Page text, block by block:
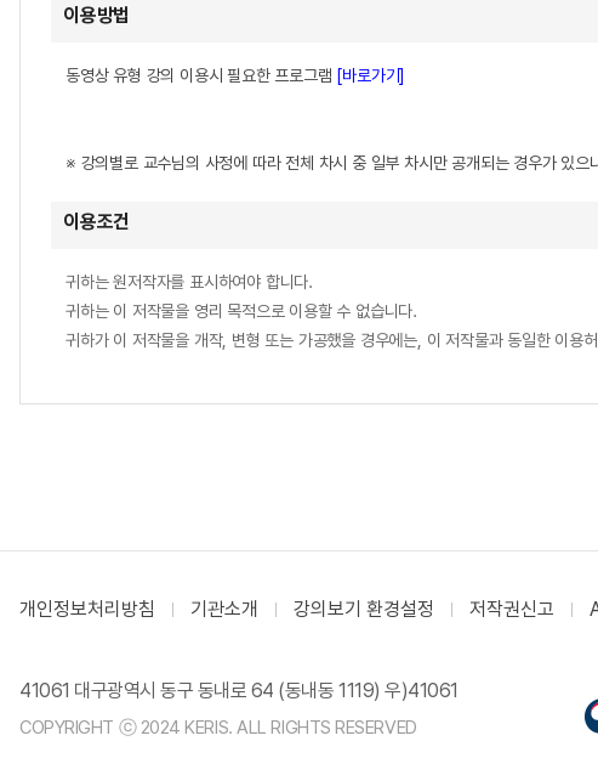
이용방법
동영상 유형 강의 이용시 필요한 프로그램 [바로가기]
※ 강의별로 교수님의 사정에 따라 전체 차시 중 일부 차시만 공개되는 경우가 있으
이용조건
귀하는 원저작자를 표시하여야 합니다.
귀하는 이 저작물을 영리 목적으로 이용할 수 없습니다.
귀하가 이 저작물을 개작, 변형 또는 가공했을 경우에는, 이 저작물과 동일한 이용
개인정보처리방침 기관소개 강의보기 환경설정 저작권신고
41061 대구광역시 동구 동내로 64 (동내동 1119) 우)41061
COPYRIGHT ⓒ 2024 KERIS. ALL RIGHTS RESERVED